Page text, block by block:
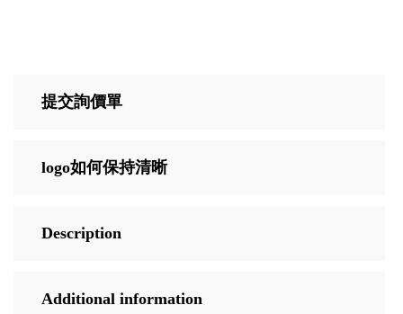
提交詢價單
logo如何保持清晰
Description
Additional information